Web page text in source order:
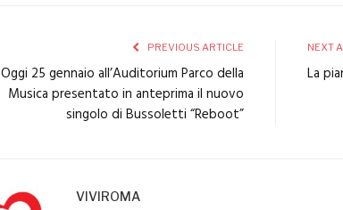
PREVIOUS ARTICLE
Oggi 25 gennaio all’Auditorium Parco della
Musica presentato in anteprima il nuovo
singolo di Bussoletti “Reboot”
NEXT
La
VIVIROMA